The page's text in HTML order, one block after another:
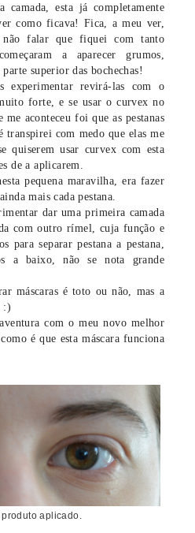
esta já completamente
como ficava! Fica, a meu ver,
falar que fiquei com tanto
a aparecer grumos,
superior das bochechas!
experimentar revirá-las com o
forte, e se usar o curvex no
aconteceu foi que as pestanas
transpirei com medo que elas me
quiserem usar curvex com esta
de a aplicarem.
pequena maravilha, era fazer
mais cada pestana.
dar uma primeira camada
com outro rímel, cuja função e
para separar pestana a pestana,
a baixo, não se nota grande
máscaras é toto ou não, mas a
:)
com o meu novo melhor
é que esta máscara funciona
aplicado.